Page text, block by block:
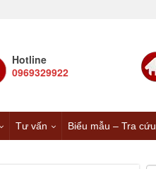
Hotline
0969329922
Tư vấn Biểu mẫu – Tra cứu